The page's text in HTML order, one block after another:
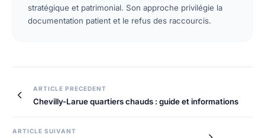
stratégique et patrimonial. Son approche privilégie la
documentation patient et le refus des raccourcis.
ARTICLE PRECEDENT
Chevilly-Larue quartiers chauds : guide et informations
ARTICLE SUIVANT